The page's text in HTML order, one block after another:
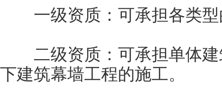
一级资质：可承担各类型
二级资质：可承担单体建
下建筑幕墙工程的施工。